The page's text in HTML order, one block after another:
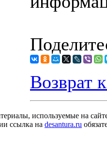
Возврат
используемые на
ссылка на desantura.ru